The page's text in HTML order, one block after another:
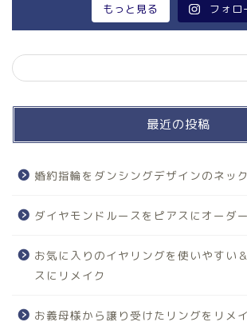
もっと見る フォロ
最近の投稿
婚約指輪をダンシングデザインのネッ
ダイヤモンドルースをピアスにオーダ
お気に入りのイヤリングを使いやすい
スにリメイク
お義母様から譲り受けたリングをリメ